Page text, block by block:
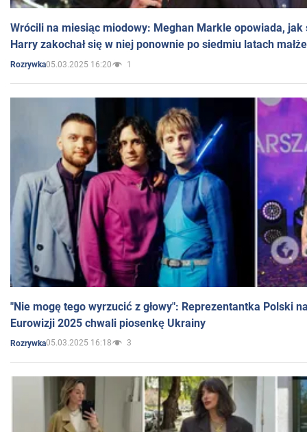
Wrócili na miesiąc miodowy: Meghan Markle opowiada, jak
Harry zakochał się w niej ponownie po siedmiu latach
Rozrywka05.03.2025 16:20 1
"Nie mogę tego wyrzucić z głowy": Reprezentantka Polski
Eurowizji 2025 chwali piosenkę Ukrainy
Rozrywka05.03.2025 16:18 3